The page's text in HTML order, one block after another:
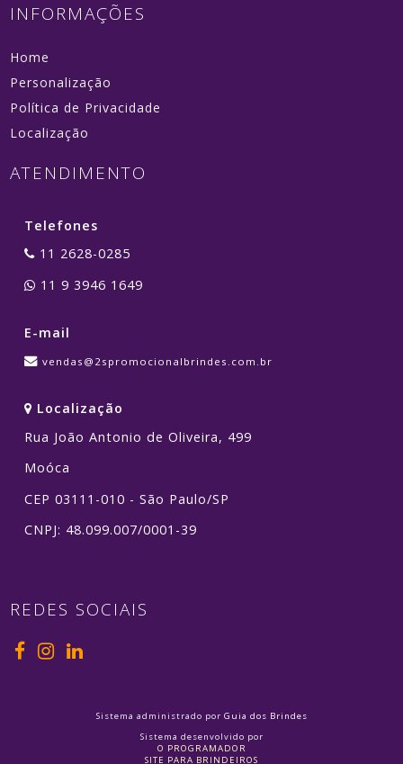
INFORMAÇÕES
Home
Personalização
Política de Privacidade
Localização
ATENDIMENTO
Telefones
11 2628-0285
11 9 3946 1649
E-mail
vendas@2spromocionalbrindes.com.br
Localização
Rua João Antonio de Oliveira, 499
Moóca
CEP 03111-010 - São Paulo/SP
CNPJ: 48.099.007/0001-39
REDES SOCIAIS
Sistema administrado por Guia dos Brindes
Sistema desenvolvido por
O PROGRAMADOR
SITE PARA BRINDEIROS